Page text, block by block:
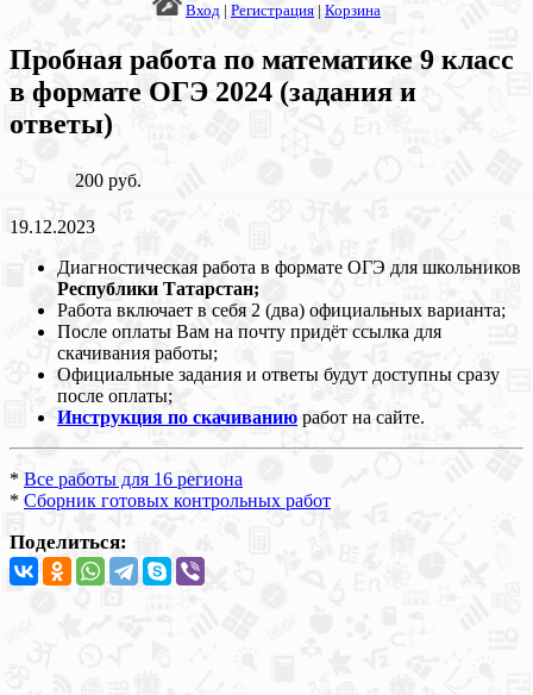
Вход | Регистрация | Корзина
Пробная работа по математике 9 класс
в формате ОГЭ 2024 (задания и
ответы)
200 руб.
19.12.2023
Диагностическая работа в формате ОГЭ для школьников
Республики Татарстан;
Работа включает в себя 2 (два) официальных варианта;
После оплаты Вам на почту придёт ссылка для
скачивания работы;
Официальные задания и ответы будут доступны сразу
после оплаты;
Инструкция по скачиванию работ на сайте.
* Все работы для 16 региона
* Сборник готовых контрольных работ
Поделиться: